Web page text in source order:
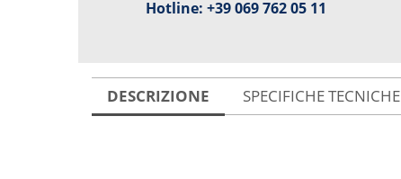
Hotline: +39 069 762 05 11
DESCRIZIONE SPECIFICHE TECNICHE